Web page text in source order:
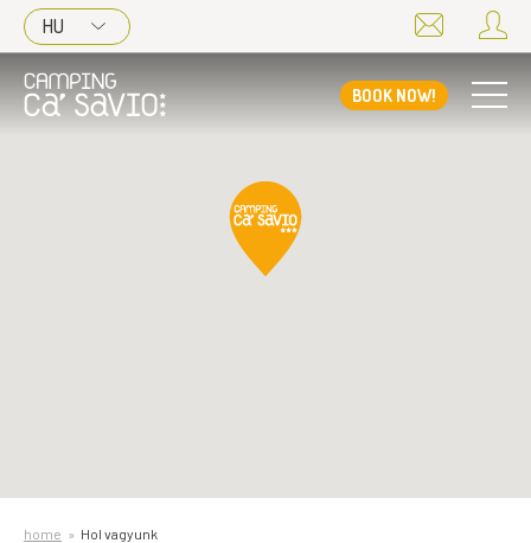
HU
BOOK NOW!
home Hol vagyunk